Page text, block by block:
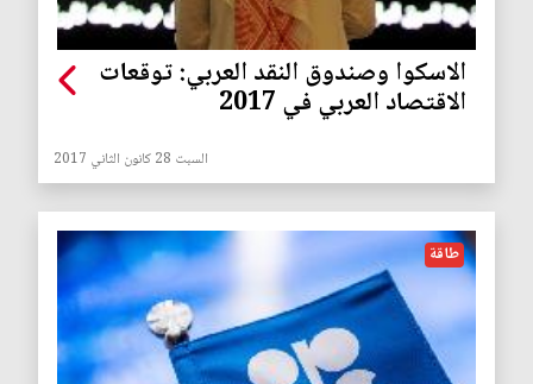
الاسكوا وصندوق النقد العربي: توقعات
الاقتصاد العربي في 2017
السبت 28 كانون الثاني 2017
طاقة